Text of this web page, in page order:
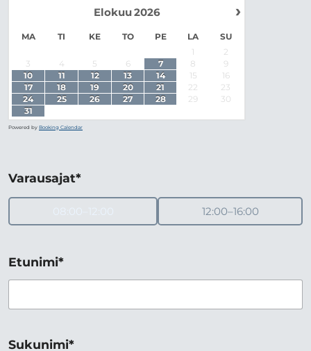
›
Elokuu2026
MA TI KE TO PE LA
SU
1
2
3
4 5 6 7 8
9
10
11 12 13 14 15
16
17
18 19 20 21 22
23
24
25 26 27 28 29
30
31
Powered by Booking Calendar
Varausajat*
12:00–16:00
Etunimi*
Sukunimi*